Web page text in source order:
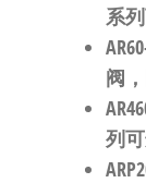
系
阀
列